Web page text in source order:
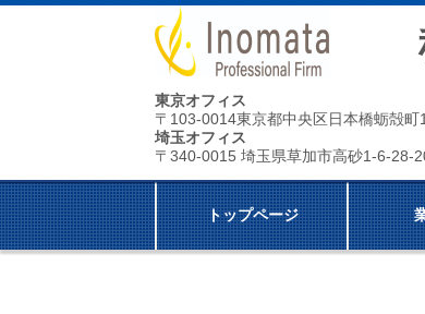
税
東京オフィス
〒103-0014東京都中央区日本橋蛎殻
埼玉オフィス
〒340-0015 埼玉県草加市高砂1-6-28-
トップページ